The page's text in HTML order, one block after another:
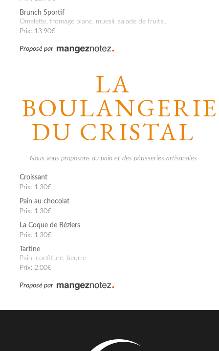
Brunch Sportif
Omelette, fromage blanc, muesli, salade de fruits..
Prix: 13.90€
Proposé par
LA
BOULANGERIE
DU CRISTAL
Nous vous proposons du pain et des pâtisseries artisanales
Croissant
Prix: 1.30€
Pain au chocolat
Prix: 1.30€
La Coque de Béziers
Prix: 1.30€
Tartine
Pain, confiture, beurre
Prix: 2.00€
Proposé par